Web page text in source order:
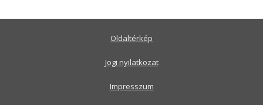
Oldaltérkép
Jogi nyilatkozat
Impresszum